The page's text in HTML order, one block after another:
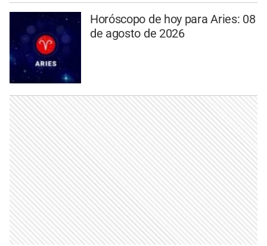
Horóscopo de hoy para Aries: 08
de agosto de 2026